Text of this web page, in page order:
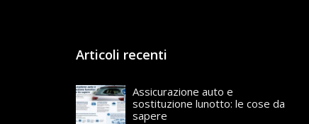
Articoli recenti
Assicurazione auto e
sostituzione lunotto: le cose da
sapere